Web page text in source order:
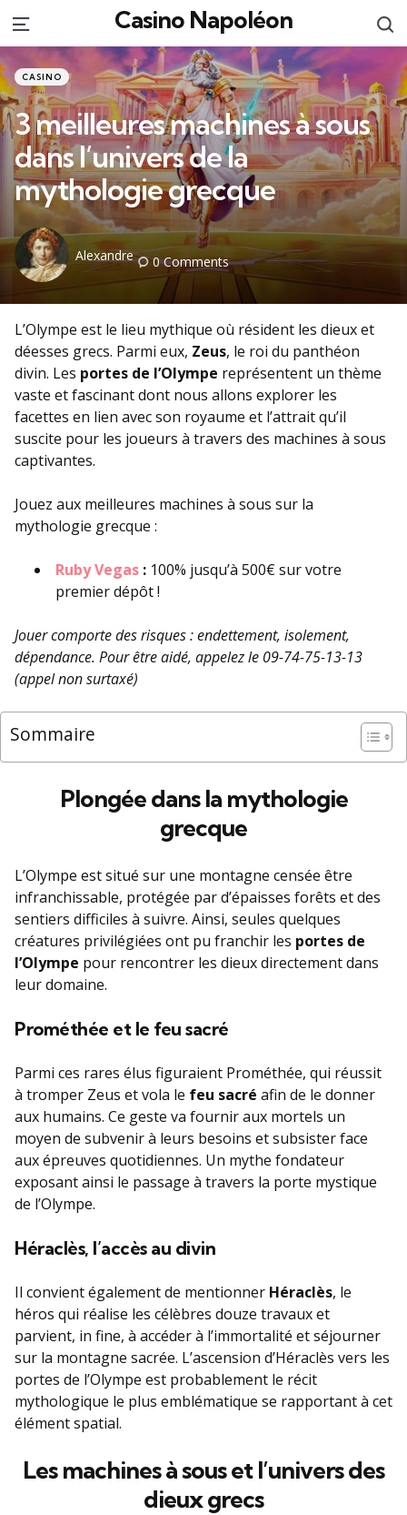
Menu Casino Napoléon
Categories
Posted
in
CASINO
3 meilleures machines à sous
dans l’univers de la
mythologie grecque
Posted
Alexandre 0Comments
L’Olympe est le lieu mythique où résident les dieux et
déesses grecs. Parmi eux, Zeus, le roi du panthéon
divin. Les portes de l’Olympe représentent un thème
vaste et fascinant dont nous allons explorer les
facettes en lien avec son royaume et l’attrait qu’il
suscite pour les joueurs à travers des machines à sous
captivantes.
Jouez aux meilleures machines à sous sur la
mythologie grecque :
Ruby Vegas : 100% jusqu’à 500€ sur votre
premier dépôt !
Jouer comporte des risques : endettement, isolement,
dépendance. Pour être aidé, appelez le 09-74-75-13-13
(appel non surtaxé)
Sommaire
Plongée dans la mythologie
grecque
L’Olympe est situé sur une montagne censée être
infranchissable, protégée par d’épaisses forêts et des
sentiers difficiles à suivre. Ainsi, seules quelques
créatures privilégiées ont pu franchir les portes de
l’Olympe pour rencontrer les dieux directement dans
leur domaine.
Prométhée et le feu sacré
Parmi ces rares élus figuraient Prométhée, qui réussit
à tromper Zeus et vola le feu sacré afin de le donner
aux humains. Ce geste va fournir aux mortels un
moyen de subvenir à leurs besoins et subsister face
aux épreuves quotidiennes. Un mythe fondateur
exposant ainsi le passage à travers la porte mystique
de l’Olympe.
Héraclès, l’accès au divin
Il convient également de mentionner Héraclès, le
héros qui réalise les célèbres douze travaux et
parvient, in fine, à accéder à l’immortalité et séjourner
sur la montagne sacrée. L’ascension d’Héraclès vers les
portes de l’Olympe est probablement le récit
mythologique le plus emblématique se rapportant à cet
élément spatial.
Les machines à sous et l’univers des
dieux grecs